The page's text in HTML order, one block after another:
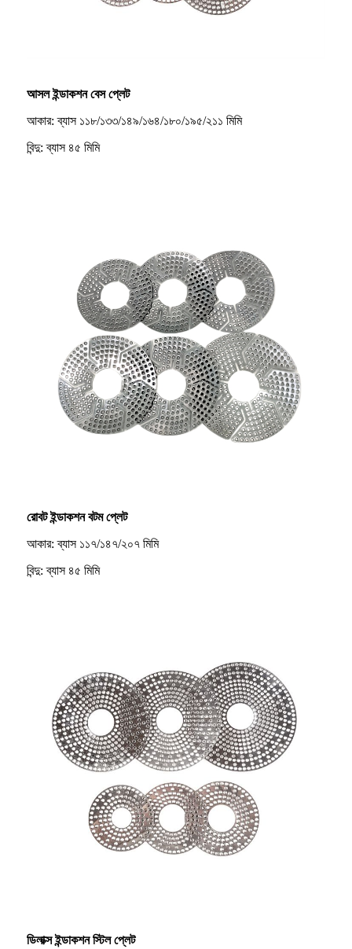
আসল ইন্ডাকশন বেস প্লেট
আকার: ব্যাস ১১৮/১৩৩/১৪৯/১৬৪/১৮০/১৯৫/২১১ মিমি
বিন্দু: ব্যাস ৪৫ মিমি
রোবট ইন্ডাকশন বটম প্লেট
আকার: ব্যাস ১১৭/১৪৭/২০৭ মিমি
বিন্দু: ব্যাস ৪৫ মিমি
ডিলাক্স ইন্ডাকশন স্টিল প্লেট